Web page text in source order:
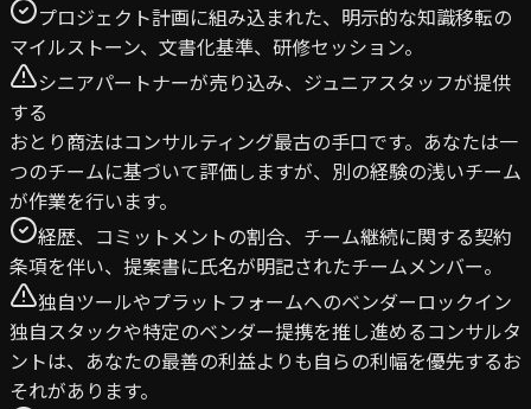
プロジェクト計画に組み込まれた、明示的な知識移転の
マイルストーン、文書化基準、研修セッション。
シニアパートナーが売り込み、ジュニアスタッフが提供
する
おとり商法はコンサルティング最古の手口です。あなたは一
つのチームに基づいて評価しますが、別の経験の浅いチーム
が作業を行います。
経歴、コミットメントの割合、チーム継続に関する契約
条項を伴い、提案書に氏名が明記されたチームメンバー。
独自ツールやプラットフォームへのベンダーロックイン
独自スタックや特定のベンダー提携を推し進めるコンサルタ
ントは、あなたの最善の利益よりも自らの利幅を優先するお
それがあります。